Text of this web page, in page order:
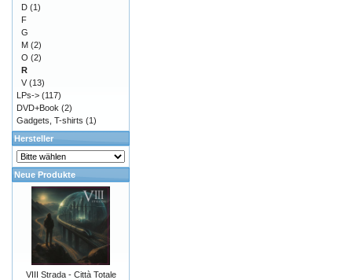
D (1)
F
G
M (2)
O (2)
R
V (13)
LPs-> (117)
DVD+Book (2)
Gadgets, T-shirts (1)
Hersteller
Neue Produkte
VIII Strada - Città Totale